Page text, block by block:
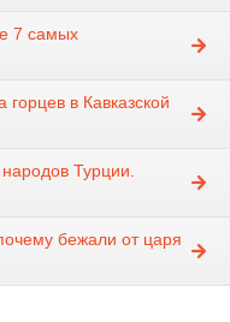
7 самых
в Кавказской
Турции.
бежали от царя